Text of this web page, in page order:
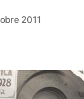
2011